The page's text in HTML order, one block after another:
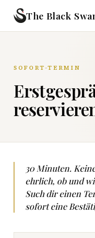
The Black
SOFORT-TERMIN
30 Minuten.
ehrlich, ob und
Such dir einen
sofort eine